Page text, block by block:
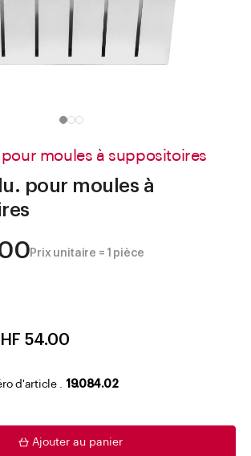
moules à suppositoires
pour moules à
Prix unitaire = 1 pièce
54.00
d'article . 19.084.02
Ajouter au panier